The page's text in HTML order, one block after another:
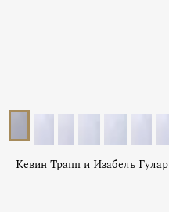
Кевин Трапп и Изабель Гулар